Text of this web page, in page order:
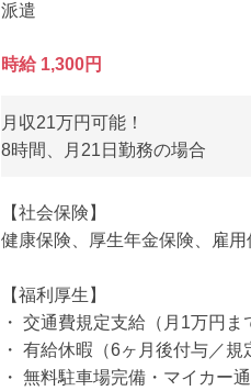
派遣
時給 1,300円
月収21万円可能！
8時間、月21日勤務の場合
【社会保険】
健康保険、厚生年金保険、雇
【福利厚生】
・ 交通費規定支給（月1万円ま
・ 有給休暇（6ヶ月後付与／規
・ 無料駐車場完備・マイカー